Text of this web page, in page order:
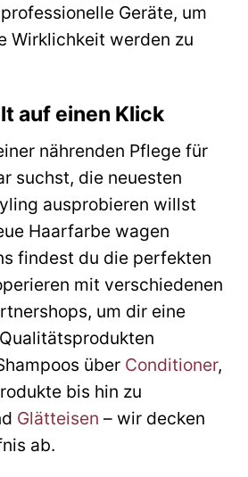
Geräte, um
Wirklichkeit werden zu
auf einen Klick
nährenden Pflege für
suchst, die neuesten
ausprobieren willst
Haarfarbe wagen
findest du die perfekten
mit verschiedenen
um dir eine
über Conditioner,
bis hin zu
Glätteisen – wir decken
ab.